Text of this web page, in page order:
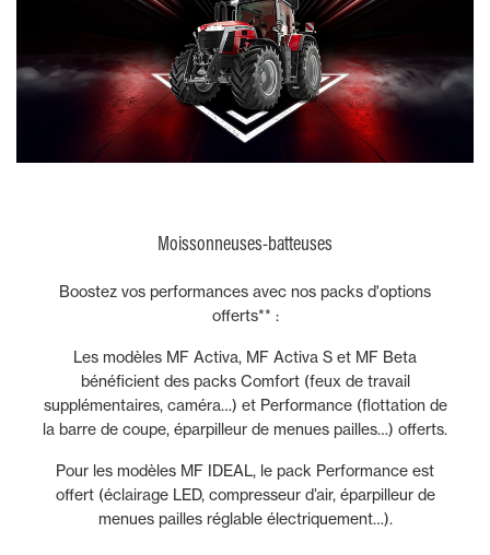
Moissonneuses-batteuses
Boostez vos performances avec nos packs d'options
offerts** :
Les modèles MF Activa, MF Activa S et MF Beta
bénéficient des packs Comfort (feux de travail
supplémentaires, caméra…) et Performance (flottation de
la barre de coupe, éparpilleur de menues pailles…) offerts.
Pour les modèles MF IDEAL, le pack Performance est
offert (éclairage LED, compresseur d’air, éparpilleur de
menues pailles réglable électriquement…).